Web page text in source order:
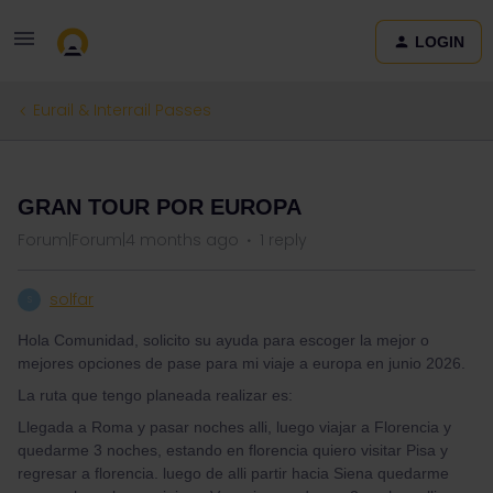
LOGIN
Eurail & Interrail Passes
GRAN TOUR POR EUROPA
Forum|Forum|4 months ago 1 reply
solfar
Hola Comunidad, solicito su ayuda para escoger la mejor o
mejores opciones de pase para mi viaje a europa en junio 2026.
La ruta que tengo planeada realizar es:
Llegada a Roma y pasar noches alli, luego viajar a Florencia y
quedarme 3 noches, estando en florencia quiero visitar Pisa y
regresar a florencia. luego de alli partir hacia Siena quedarme